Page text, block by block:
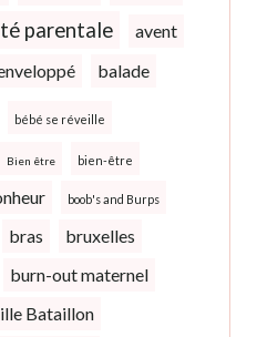
parentale avent
balade
bébé se réveille
Bien être bien-être
boob's and Burps
bras
bruxelles
burn-out maternel
Bataillon